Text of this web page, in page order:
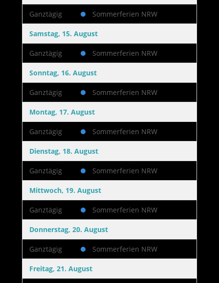
Ganztägig Sommerferien NRW
Samstag, 15. August
Ganztägig Sommerferien NRW
Sonntag, 16. August
Ganztägig Sommerferien NRW
Montag, 17. August
Ganztägig Sommerferien NRW
Dienstag, 18. August
Ganztägig Sommerferien NRW
Mittwoch, 19. August
Ganztägig Sommerferien NRW
Donnerstag, 20. August
Ganztägig Sommerferien NRW
Freitag, 21. August